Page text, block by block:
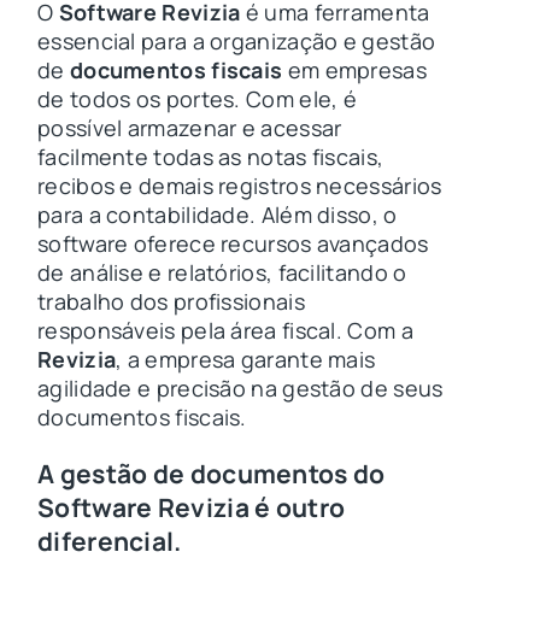
O Software Revizia é uma ferramenta
essencial para a organização e gestão
de documentos fiscais em empresas
de todos os portes. Com ele, é
possível armazenar e acessar
facilmente todas as notas fiscais,
recibos e demais registros necessários
para a contabilidade. Além disso, o
software oferece recursos avançados
de análise e relatórios, facilitando o
trabalho dos profissionais
responsáveis pela área fiscal. Com a
Revizia, a empresa garante mais
agilidade e precisão na gestão de seus
documentos fiscais.
A gestão de documentosdo
Software Reviziaé outro
diferencial.